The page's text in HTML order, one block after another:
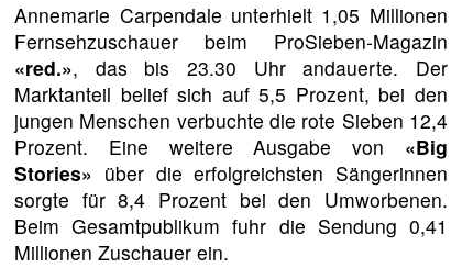
Annemarie Carpendale unterhielt 1,05 Millionen
Fernsehzuschauer beim ProSieben-Magazin
«red.», das bis 23.30 Uhr andauerte. Der
Marktanteil belief sich auf 5,5 Prozent, bei den
jungen Menschen verbuchte die rote Sieben 12,4
Prozent. Eine weitere Ausgabe von «Big
Stories» über die erfolgreichsten Sängerinnen
sorgte für 8,4 Prozent bei den Umworbenen.
Beim Gesamtpublikum fuhr die Sendung 0,41
Millionen Zuschauer ein.